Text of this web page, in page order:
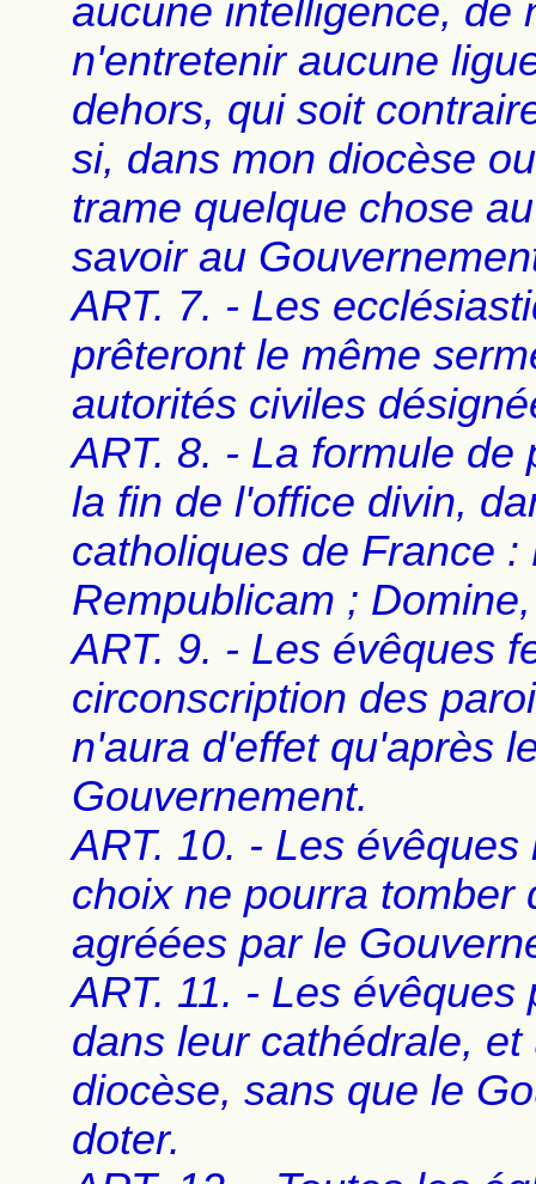
aucune intelligence, de
n'entretenir aucune
dehors, qui soit
si, dans mon diocèse
trame quelque chose
savoir au
ART. 7. - Les
prêteront le même
autorités civiles
ART. 8. - La formule
la fin de l'office divin,
catholiques de France
Rempublicam ;
ART. 9. - Les évêques
circonscription des
n'aura d'effet qu'après
Gouvernement.
ART. 10. - Les
choix ne pourra tomber
agréées par le
ART. 11. - Les
dans leur cathédrale,
diocèse, sans que le
doter.